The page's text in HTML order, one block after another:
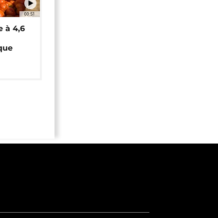
00:51
à 4,6